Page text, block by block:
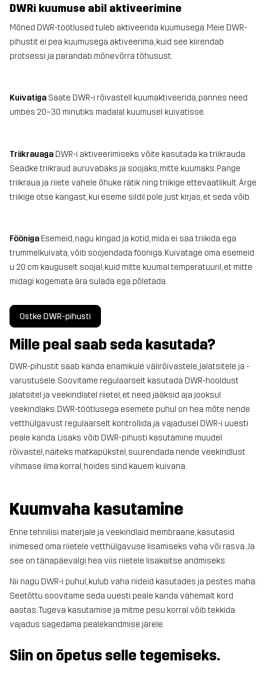
DWRi kuumuse abil aktiveerimine
Mõned DWR-töötlused tuleb aktiveerida kuumusega. Meie DWR-
pihustit ei pea kuumusega aktiveerima, kuid see kiirendab
protsessi ja parandab mõnevõrra tõhusust.
Kuivatiga Saate DWR-i rõivastell kuumaktiveerida, pannes need
umbes 20–30 minutiks madalal kuumusel kuivatisse.
Triikrauaga DWR-i aktiveerimiseks võite kasutada ka triikrauda.
Seadke triikraud auruvabaks ja soojaks, mitte kuumaks. Pange
triikraua ja riiete vahele õhuke rätik ning triikige ettevaatlikult. Ärge
triikige otse kangast, kui eseme sildil pole just kirjas, et seda võib.
Fööniga Esemeid, nagu kingad ja kotid, mida ei saa triikida ega
trummelkuivata, võib soojendada fööniga. Kuivatage oma esemeid
u 20 cm kauguselt soojal, kuid mitte kuumal temperatuuril, et mitte
midagi kogemata ära sulada ega põletada.
Ostke DWR-pihusti
Mille peal saab seda kasutada?
DWR-pihustit saab kanda enamikule välirõivastele, jalatsitele ja -
varustusele. Soovitame regulaarselt kasutada DWR-hooldust
jalatsitel ja veekindlatel riietel, et need jääksid aja jooksul
veekindlaks. DWR-töötlusega esemete puhul on hea mõte nende
vetthülgavust regulaarselt kontrollida ja vajadusel DWR-i uuesti
peale kanda. Lisaks võib DWR-pihusti kasutamine muudel
rõivastel, näiteks matkapükstel, suurendada nende veekindlust
vihmase ilma korral, hoides sind kauem kuivana.
Kuumvaha kasutamine
Enne tehnilisi materjale ja veekindlaid membraane, kasutasid
inimesed oma riietele vetthülgavuse lisamiseks vaha või rasva. Ja
see on tänapäevalgi hea viis riietele lisakaitse andmiseks.
Nii nagu DWR-i puhul, kulub vaha riideid kasutades ja pestes maha.
Seetõttu soovitame seda uuesti peale kanda vähemalt kord
aastas. Tugeva kasutamise ja mitme pesu korral võib tekkida
vajadus sagedama pealekandmise järele.
Siin on õpetus selle tegemiseks.